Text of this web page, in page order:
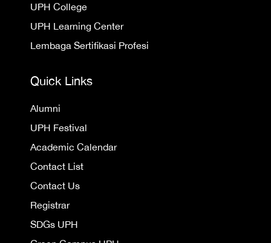
UPH College
UPH Learning Center
Lembaga Sertifikasi Profesi
Quick Links
Alumni
UPH Festival
Academic Calendar
Contact List
Contact Us
Registrar
SDGs UPH